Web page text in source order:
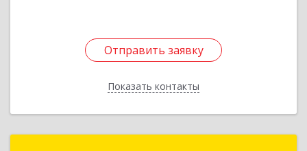
Отправить заявку
Показать контакты
Отправить заявку
Назад